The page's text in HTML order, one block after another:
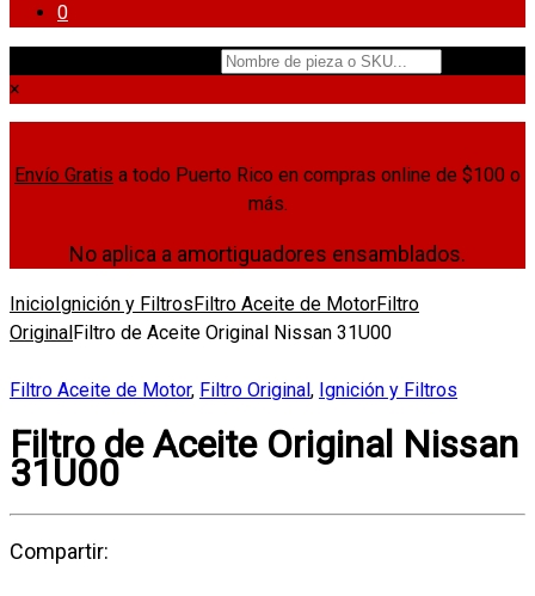
0
×
Envío Gratis a todo Puerto Rico en compras online de $100 o
más.
No aplica a amortiguadores ensamblados.
InicioIgnición y FiltrosFiltro Aceite de MotorFiltro
OriginalFiltro de Aceite Original Nissan 31U00
Filtro Aceite de Motor, Filtro Original, Ignición y Filtros
Filtro de Aceite Original Nissan
31U00
Compartir: